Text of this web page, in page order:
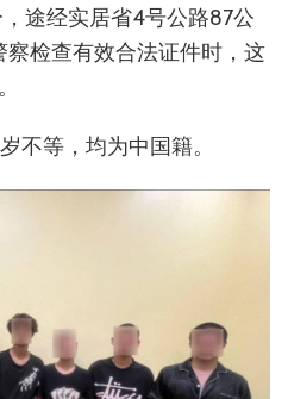
途经实居省4号公路87公
检查有效合法证件时，这
不等，均为中国籍。